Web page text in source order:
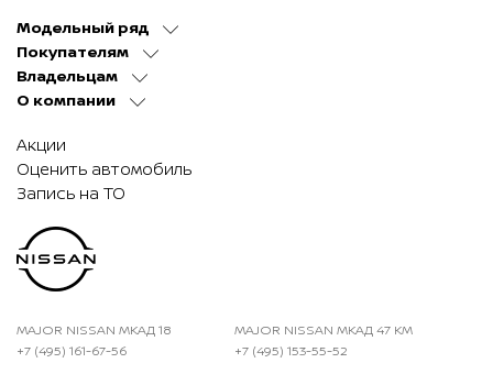
Модельный ряд
Покупателям
Владельцам
О компании
Акции
Оценить автомобиль
Запись на ТО
MAJOR NISSAN МКАД 18
+7 (495) 161-67-56
MAJOR NISSAN МКАД 47 КМ
+7 (495) 153-55-52